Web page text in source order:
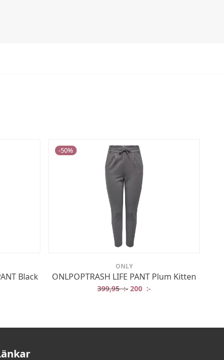
Black
-50%
ONLY
ONLPOPTRASH LIFE PANT Plum Kitten
399,95:- Det ursprungliga priset
200 :-